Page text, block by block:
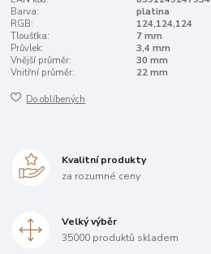
Barva:
platina
RGB:
124,124,124
Tloušťka:
7 mm
Průvlek:
3,4 mm
Vnější průměr:
30 mm
Vnitřní průměr:
22 mm
Do oblíbených
Kvalitní produkty
za rozumné ceny
Velký výběr
35000 produktů skladem